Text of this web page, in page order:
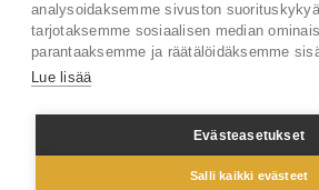
Tilaa uutiskirje
Facebook
© 2026 Restatop Oy
analysoidaksemme sivuston
tarjotaksemme sosiaalisen median
parantaaksemme ja räätälöidäksemme
Lue lisää
Evästeasetukset
Salli kaikki evästeet